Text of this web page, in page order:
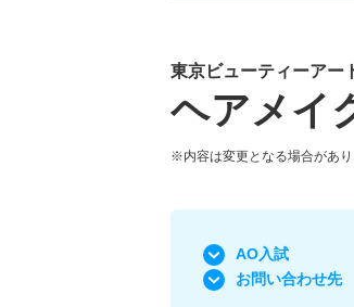
東京ビューティーアー
ヘアメイ
※内容は変更となる場合があり
AO入試
お問い合わせ先